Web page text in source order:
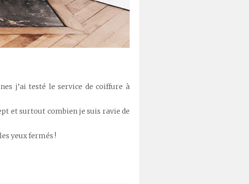
j’ai testé le service de coiffure à
et surtout combien je suis ravie de
yeux fermés !